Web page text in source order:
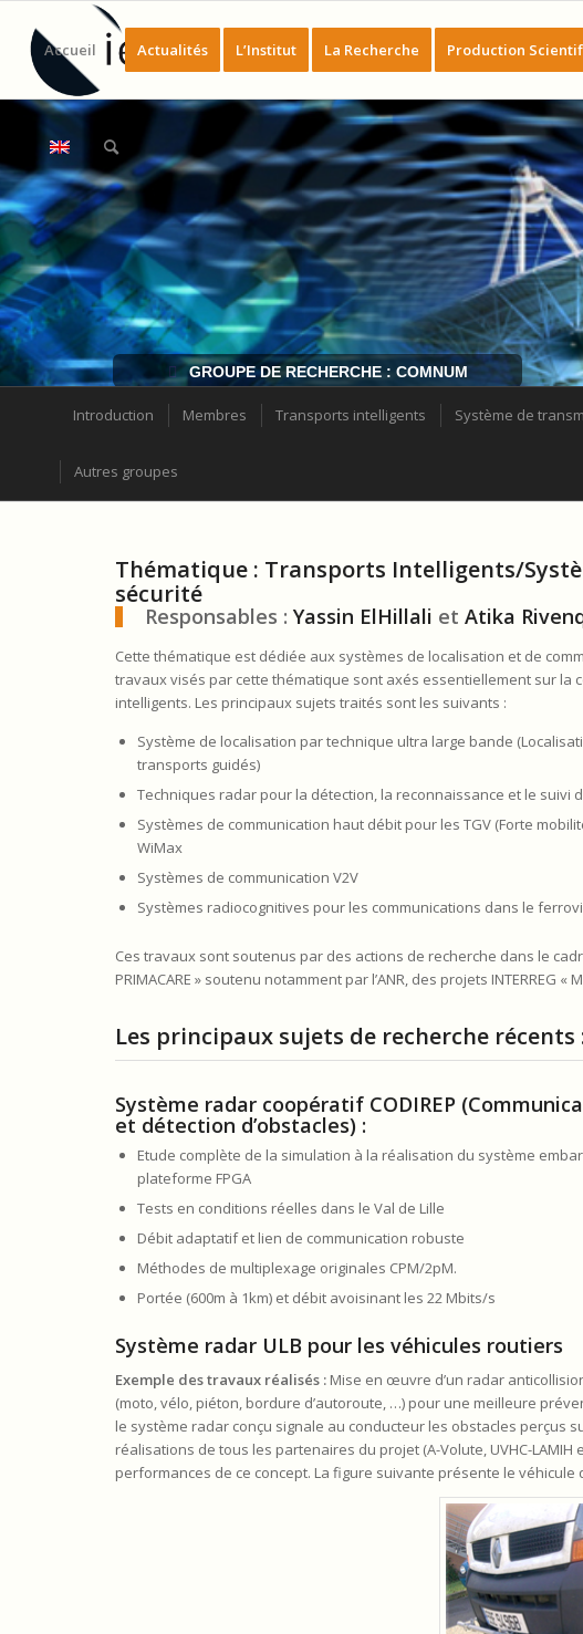
Accueil Actualités L’Institut La Recherche Production
GROUPE DE RECHERCHE : COMNUM
Introduction Membres Transports intelligents Système de
Autres groupes
Thématique : Transports Intelligents/
sécurité
Responsables : Yassin ElHillali et Atika
Cette thématique est dédiée aux systèmes de localisation et de
travaux visés par cette thématique sont axés essentiellement sur
intelligents. Les principaux sujets traités sont les suivants :
Système de localisation par technique ultra large bande
transports guidés)
Techniques radar pour la détection, la reconnaissance et le suivi
Systèmes de communication haut débit pour les TGV (Forte
WiMax
Systèmes de communication V2V
Systèmes radiocognitives pour les communications dans le
Ces travaux sont soutenus par des actions de recherche dans le
PRIMACARE » soutenu notamment par l’ANR, des projets INTERREG «
Les principaux sujets de recherche récents
Système radar coopératif CODIREP
et détection d’obstacles) :
Etude complète de la simulation à la réalisation du système
plateforme FPGA
Tests en conditions réelles dans le Val de Lille
Débit adaptatif et lien de communication robuste
Méthodes de multiplexage originales CPM/2pM.
Portée (600m à 1km) et débit avoisinant les 22 Mbits/s
Système radar ULB pour les véhicules routiers
Exemple des travaux réalisés : Mise en œuvre d’un radar
(moto, vélo, piéton, bordure d’autoroute, …) pour une meilleure
le système radar conçu signale au conducteur les obstacles perçus
réalisations de tous les partenaires du projet (A-Volute, UVHC-LAMIH
performances de ce concept. La figure suivante présente le